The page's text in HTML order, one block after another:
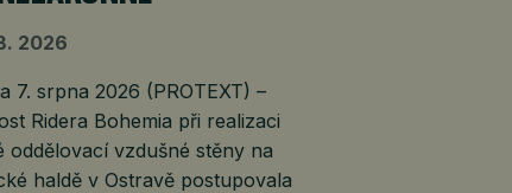
2026
7. srpna 2026 (PROTEXT) –
Ridera Bohemia při realizaci
oddělovací vzdušné stěny na
haldě v Ostravě postupovala